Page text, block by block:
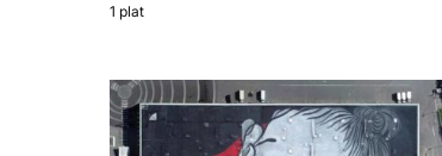
1 plat